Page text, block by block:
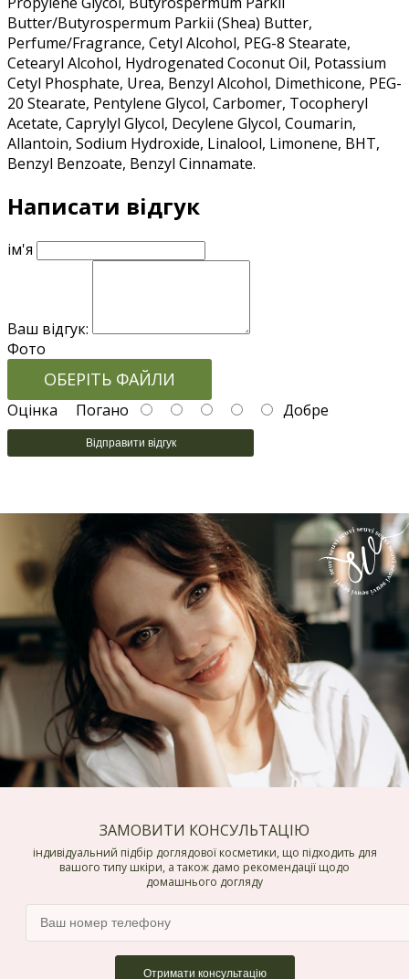
Butter/Butyrospermum Parkii (Shea) Butter,
Perfume/Fragrance, Cetyl Alcohol, PEG-8 Stearate,
Cetearyl Alcohol, Hydrogenated Coconut Oil, Potassium
Cetyl Phosphate, Urea, Benzyl Alcohol, Dimethicone, PEG-
20 Stearate, Pentylene Glycol, Carbomer, Tocopheryl
Acetate, Caprylyl Glycol, Decylene Glycol, Coumarin,
Allantoin, Sodium Hydroxide, Linalool, Limonene, BHT,
Benzyl Benzoate, Benzyl Cinnamate.
Написати відгук
ім'я
Ваш відгук:
Фото
ОБЕРІТЬ ФАЙЛИ
Оцінка Погано Добре
Відправити відгук
ЗАМОВИТИ КОНСУЛЬТАЦІЮ
індивідуальний підбір доглядової косметики, що підходить для
вашого типу шкіри, а також дамо рекомендації щодо
домашнього догляду